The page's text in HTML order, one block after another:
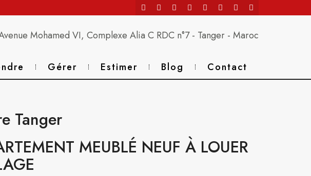
Mohamed VI, Complexe Alia C RDC n°7 - Tanger - Maroc
Gérer Estimer Blog Contact
Tanger
MEUBLÉ NEUF À LOUER